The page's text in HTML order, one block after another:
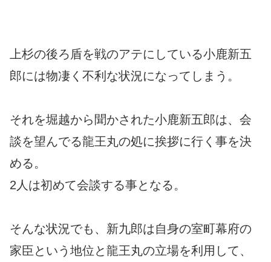
上杉の後ろ盾を戦のアテにしている小鹿新五
郎には物凄く不利な状況になってしまう。
それを堀越から聞かされた小鹿新五郎は、会
談を望んでる龍王丸の処に挨拶に行く事を決
める。
2人は初めて会談する事となる。
そんな状況でも、新九郎は自身の室町幕府の
家臣という地位と龍王丸の立場を利用して、